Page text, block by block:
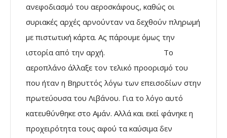
ανεφοδιασμό του αεροσκάφους, καθώς οι
συριακές αρχές αρνούνταν να δεχθούν πληρωμή
με πιστωτική κάρτα. Ας πάρουμε όμως την
ιστορία από την αρχή.
Το
αεροπλάνο άλλαξε τον τελικό προορισμό του
που ήταν η Βηρυττός λόγω των επεισοδίων στην
πρωτεύουσα του Λιβάνου. Για το λόγο αυτό
κατευθύνθηκε στο Αμάν. Αλλά και εκεί φάνηκε η
προχειρότητα τους αφού τα καύσιμα δεν